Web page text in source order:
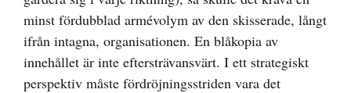
minst fördubblad armévolym av den skisserade, långt
ifrån intagna, organisationen. En blåkopia av
innehållet är inte eftersträvansvärt. I ett strategiskt
perspektiv måste fördröjningsstriden vara det